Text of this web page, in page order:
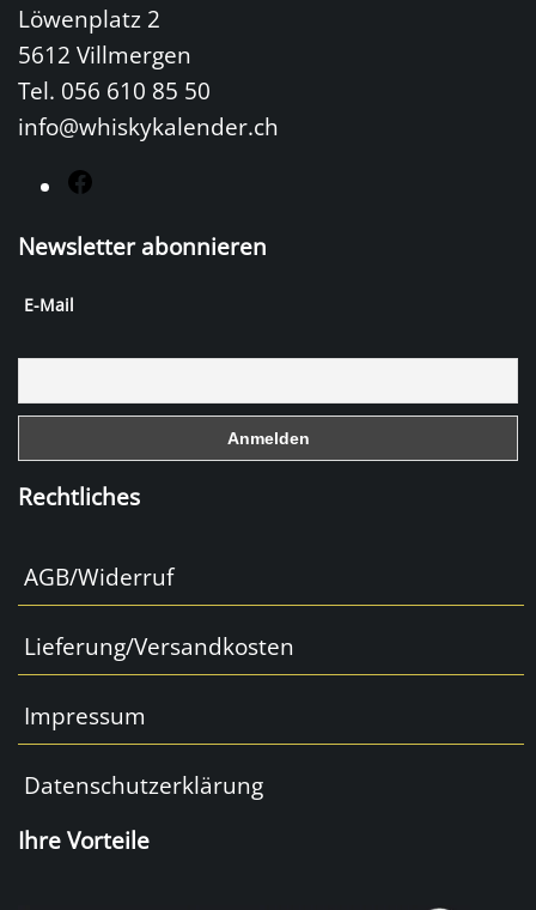
Löwenplatz 2
5612 Villmergen
Tel. 056 610 85 50
info@whiskykalender.ch
c
o
o
Newsletter abonnieren
E-Mail
Rechtliches
AGB/Widerruf
Lieferung/Versandkosten
Impressum
Datenschutzerklärung
Ihre Vorteile